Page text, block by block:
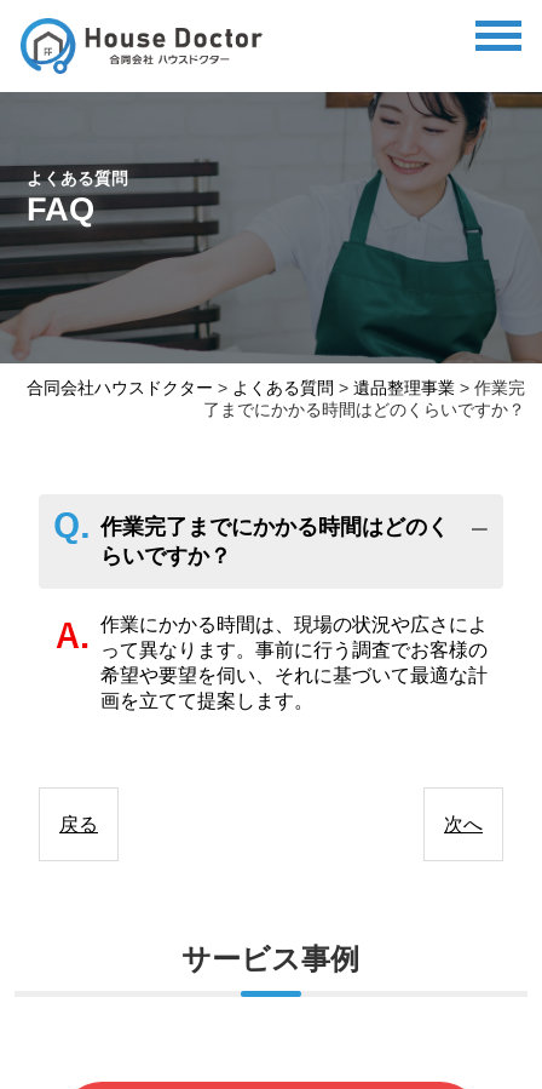
よくある質問
FAQ
合同会社ハウスドクター > よくある質問 > 遺品整理事業 > 作業完
了までにかかる時間はどのくらいですか？
作業完了までにかかる時間はどのく
らいですか？
作業にかかる時間は、現場の状況や広さによ
って異なります。事前に行う調査でお客様の
希望や要望を伺い、それに基づいて最適な計
画を立てて提案します。
戻る 次へ
サービス事例